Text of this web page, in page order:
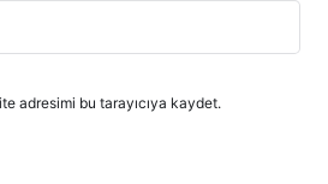
adresimi bu tarayıcıya kaydet.